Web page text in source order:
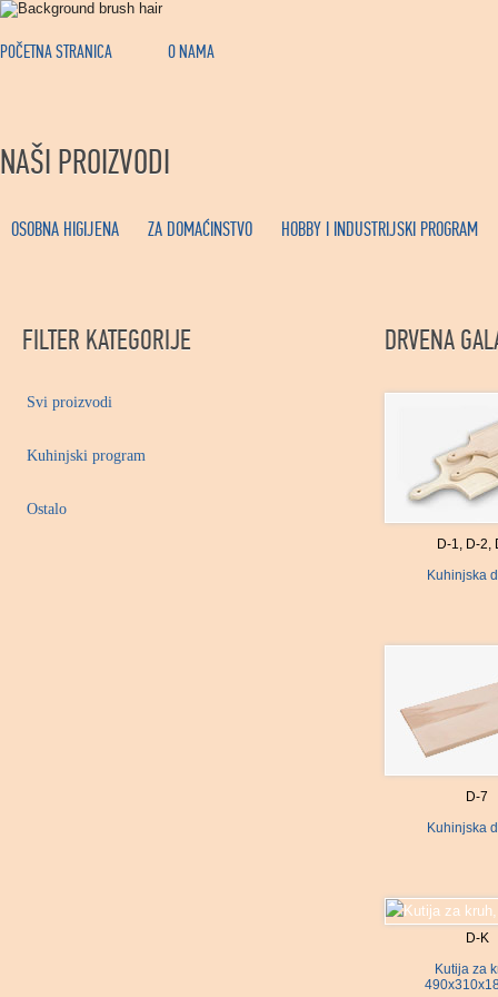
POČETNA STRANICA O NAMA
NAŠI PROIZVODI
OSOBNA HIGIJENA ZA DOMAĆINSTVO HOBBY I INDUSTRIJSKI PROGRAM
FILTER KATEGORIJE
Svi proizvodi
Kuhinjski program
Ostalo
DRVENA
D-1, D-2,
Kuhinjska
D-7
Kuhinjska
D-K
Kutija za